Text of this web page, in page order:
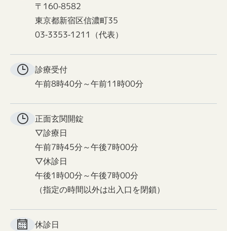
〒160-8582
東京都新宿区信濃町35
03-3353-1211（代表）
診療受付
午前8時40分～午前11時00分
正面玄関開錠
▽診療日
午前7時45分～午後7時00分
▽休診日
午後1時00分～午後7時00分
（指定の時間以外は出入口を閉鎖）
休診日